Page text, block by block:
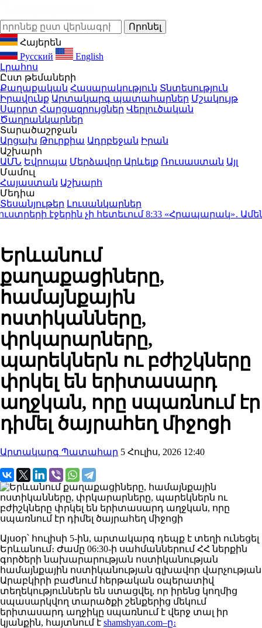
Հայերեն
Русский
English
Լրահոս
Ըստ թեմաների
Քաղաքական Հասարակություն Տնտեսություն
Իրավունք Արտակարգ պատահարներ Մշակույթ
Սպորտ Հարցազրույցներ Վերլուծական
Ծաղրանկարներ
Տարածաշրջան
Արցախ Թուրքիա Ադրբեջան Իրան
Աշխարհ
ԱՄՆ Եվրոպա Մերձավոր Արևելք Ռուսաստան Այլ
Մամուլ
Հայաստան Աշխարհ
Մեդիա
Տեսանյութեր Լուսանկարներ
էջերին չի հետեւում8:33«Հրապարակ»․ Ամեն
Երևանում
քաղաքացիները,
համայնքային
ոստիկանները,
փրկարարները,
պարեկներն ու բժիշկները
փրկել են երիտասարդ
աղջկան, որը սպառնում էր
դիմել ծայրահեղ միջոցի
Արտակարգ Պատահար 5 Հուլիս, 2026 12:40
Այսօր՝ հուլիսի 5-ին, արտակարգ դեպք է տեղի ունեցել
Երևանում։ Ժամը 06:30-ի սահմաններում ՀՀ ներքին
գործերի նախարարության ոստիկանության
համայնքային ոստիկանության գլխավոր վարչության
Արաբկիրի բաժնում հերթական օպերատիվ
տեղեկություններն են ստացվել, որ իրենց կողմից
սպասարկվող տարածքի շենքերից մեկում
երիտասարդ աղջիկը սպառնում է վերջ տալ իր
կյանքին, հայտնում է shamshyan.com–ը։